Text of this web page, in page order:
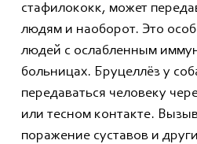
стафилококк, может
людям и наоборот. Это
людей с ослабленным
больницах. Бруцеллёз у
передаваться человеку
или тесном контакте.
поражение суставов и